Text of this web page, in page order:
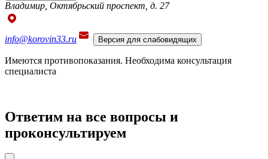
Владимир, Октябрьский проспект, д. 27
info@korovin33.ru Версия для слабовидящих
Имеются противопоказания. Необходима консультация
специалиста
Ответим на все вопросы и
проконсультируем